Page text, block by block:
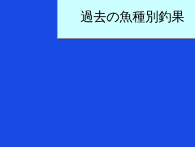
過去の魚種別釣果